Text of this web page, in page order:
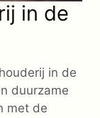
in de
in de
duurzame
met de